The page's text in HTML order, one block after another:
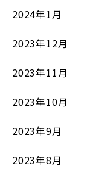
2024年1月
2023年12月
2023年11月
2023年10月
2023年9月
2023年8月